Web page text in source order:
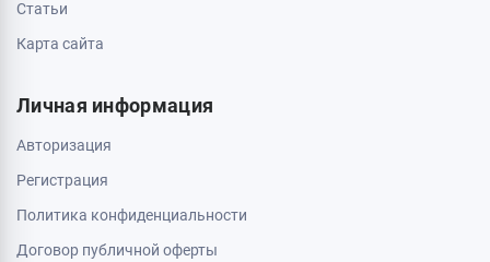
0 800 403 173
044 334 54 27
063 789 66 52
Дополнительно
Акции
Бренды